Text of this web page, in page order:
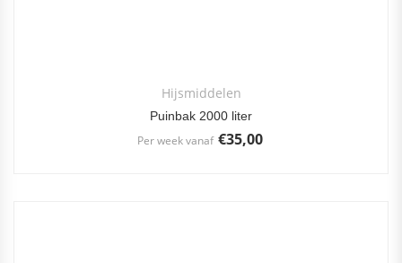
Hijsmiddelen
Puinbak 2000 liter
Per week vanaf €35,00